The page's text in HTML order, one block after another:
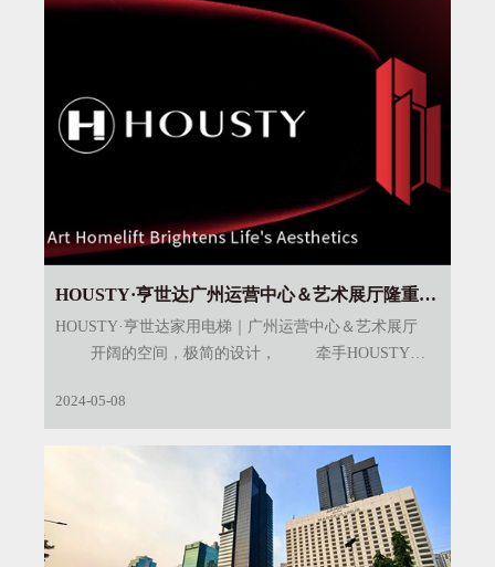
HOUSTY·亨世达广州运营中心＆艺术展厅隆重启
幕!
HOUSTY·亨世达家用电梯｜广州运营中心＆艺术展厅
开阔的空间，极简的设计， 牵手HOUSTY深
岭南奋斗长卷，徐徐展开、轻盈流动， 绽放生活艺
术之光， 点亮羊城别墅圈， HOUSTY·亨世达又一
匠心力作， 致献大湾区，开启全球发展新篇章！
2024-05-08